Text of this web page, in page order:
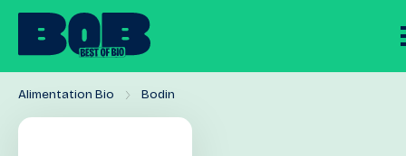
Alimentation Bio Bodin